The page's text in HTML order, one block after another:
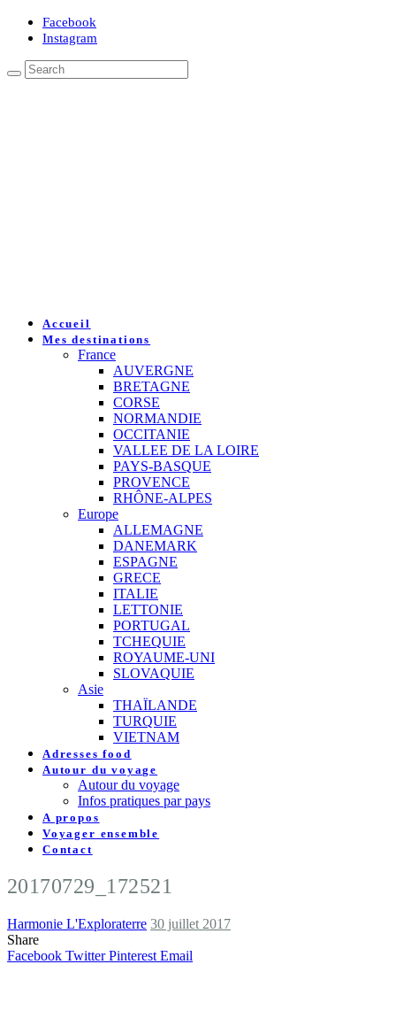
Facebook
Instagram
Accueil
Mes destinations
France
AUVERGNE
BRETAGNE
CORSE
NORMANDIE
OCCITANIE
VALLEE DE LA LOIRE
PAYS-BASQUE
PROVENCE
RHÔNE-ALPES
Europe
ALLEMAGNE
DANEMARK
ESPAGNE
GRECE
ITALIE
LETTONIE
PORTUGAL
TCHEQUIE
ROYAUME-UNI
SLOVAQUIE
Asie
THAÏLANDE
TURQUIE
VIETNAM
Adresses food
Autour du voyage
Autour du voyage
Infos pratiques par pays
A propos
Voyager ensemble
Contact
20170729_172521
Harmonie L'Exploraterre 30 juillet 2017
Share
Facebook Twitter Pinterest Email